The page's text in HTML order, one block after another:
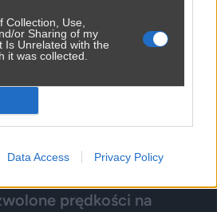
Collection, Use,
or Sharing of my
Is Unrelated with the
it was collected.
Data Access Privacy Policy
Udostępnij
prędkości na